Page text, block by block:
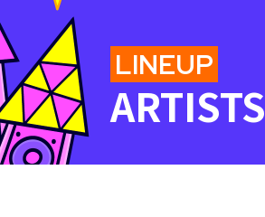
LINEUP
ARTISTS